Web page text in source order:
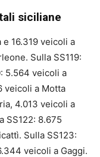
siciliane
e 16.319 veicoli a
Sulla SS119:
5.564 veicoli a
veicoli a Motta
4.013 veicoli a
SS122: 8.675
Sulla SS123:
veicoli a Gaggi.